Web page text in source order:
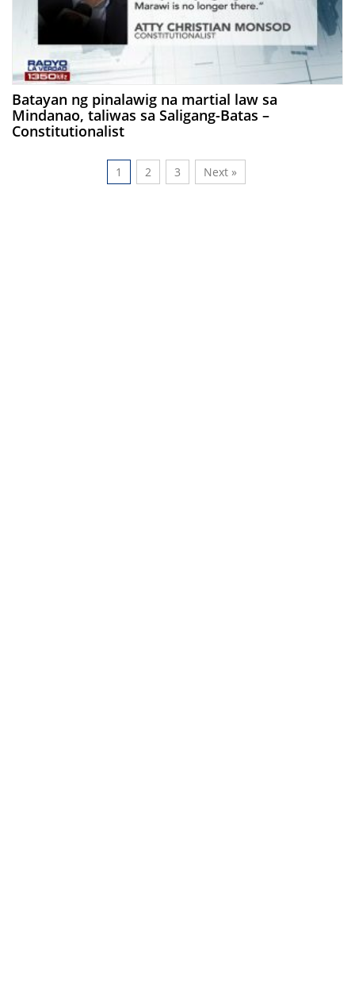
Batayan ng pinalawig na martial law sa
Mindanao, taliwas sa Saligang-Batas –
Constitutionalist
1 2 3 Next »